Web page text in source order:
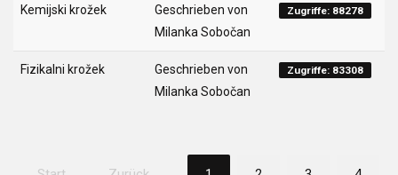
Kemijski krožek
Geschrieben von
Milanka Sobočan
Zugriffe: 88278
Fizikalni krožek
Geschrieben von
Milanka Sobočan
Zugriffe: 83308